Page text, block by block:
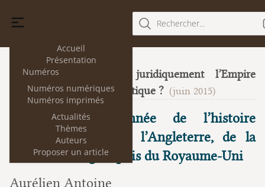
Accueil
Présentation
Numéros
Numéros numériques
Numéros imprimés
Actualités
Thèmes
Auteurs
Proposer un article
Rechercher...
14
Peut-on penser juridiquement l’Empire
comme forme politique ? (juin 2015)
Chronologie raisonnée de l’histoire
constitutionnelle de l’Angleterre, de la
Grande-Bretagne, puis du Royaume-Uni
Aurélien Antoine